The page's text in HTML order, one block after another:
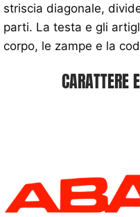
striscia diagonale,
parti. La testa e gli
corpo, le zampe e la
CARATTERE